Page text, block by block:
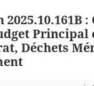
:
Principal
Déchets